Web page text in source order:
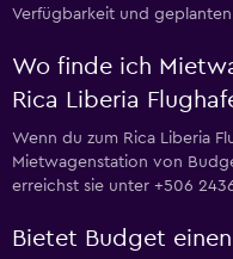
Verfügbarkeit und
Wo finde ich
Rica Liberia
Wenn du zum Rica Liberia
Mietwagenstation von
erreichst sie unter +506
Bietet Budget